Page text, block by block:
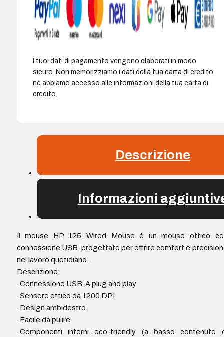
pulsanti
rotella
Colore
I tuoi dati di pagamento vengono elaborati in modo
sicuro. Non memorizziamo i dati della tua carta di credito
né abbiamo accesso alle informazioni della tua carta di
credito.
Descrizione
Informazioni
Il mouse HP 125 Wired Mouse è un mouse ottico
connessione USB, progettato per offrire comfort e
nel lavoro quotidiano.
Descrizione:
-Connessione USB-A plug and play
-Sensore ottico da 1200 DPI
-Design ambidestro
-Facile da pulire
-Componenti interni eco-friendly (a basso contenuto